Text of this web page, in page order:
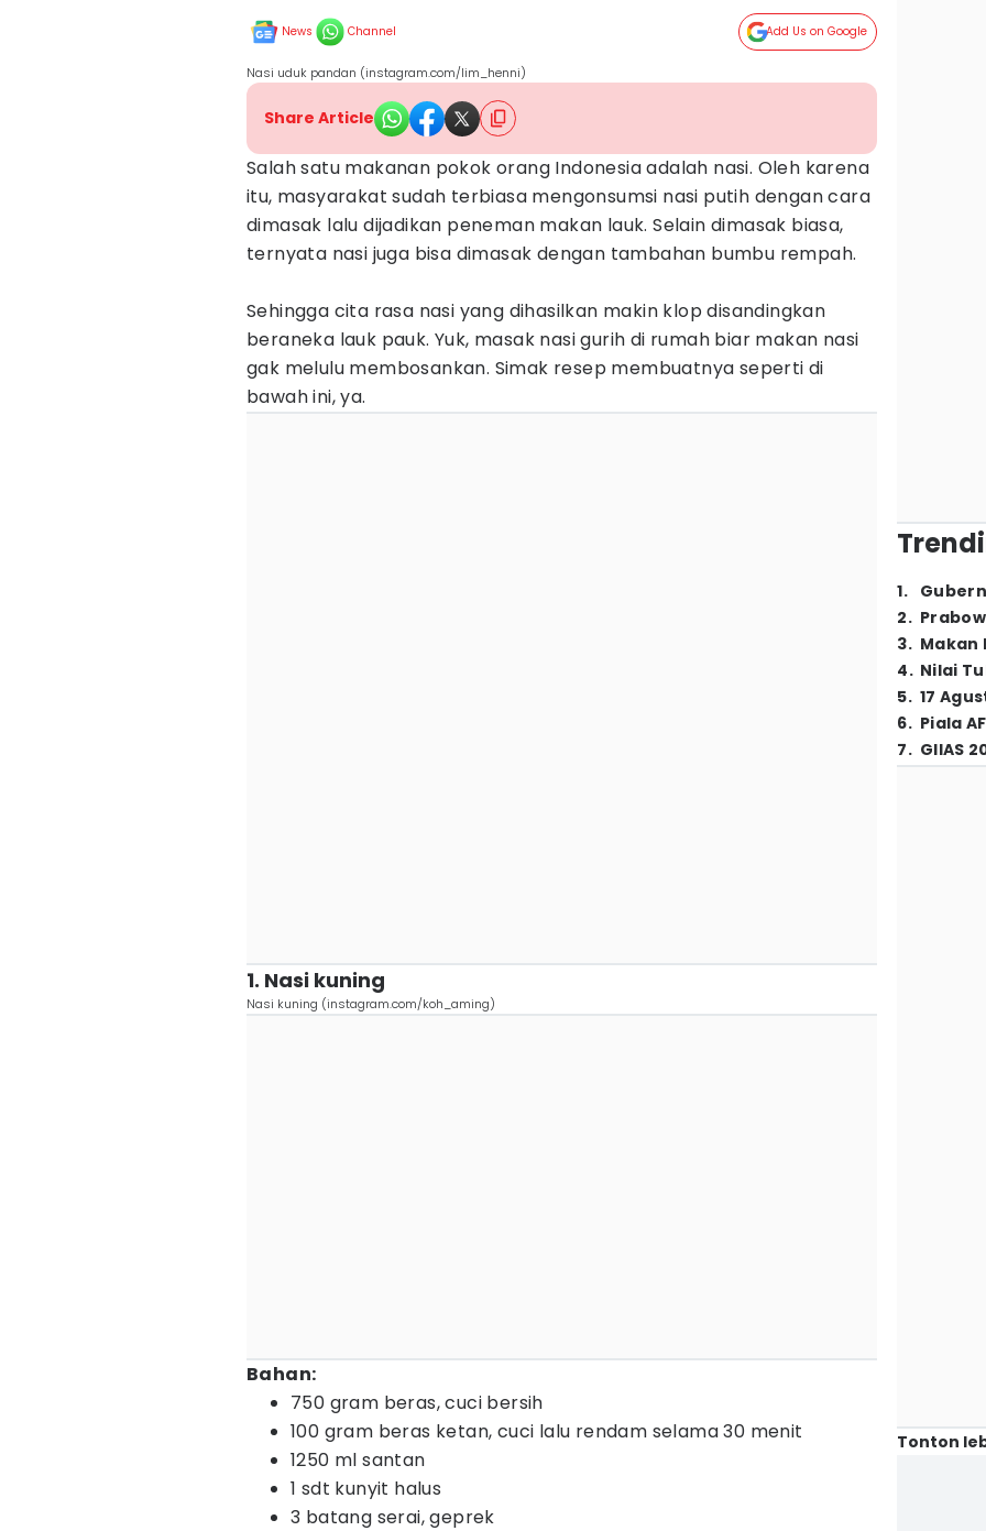
News Channel Add Us on Google
Nasi uduk pandan (instagram.com/lim_henni)
Share Article
Salah satu makanan pokok orang Indonesia adalah nasi. Oleh karena
itu, masyarakat sudah terbiasa mengonsumsi nasi putih dengan cara
dimasak lalu dijadikan peneman makan lauk. Selain dimasak biasa,
ternyata nasi juga bisa dimasak dengan tambahan bumbu rempah.
Sehingga cita rasa nasi yang dihasilkan makin klop disandingkan
beraneka lauk pauk. Yuk, masak nasi gurih di rumah biar makan nasi
gak melulu membosankan. Simak resep membuatnya seperti di
bawah ini, ya.
1. Nasi kuning
Nasi kuning (instagram.com/koh_aming)
Bahan:
750 gram beras, cuci bersih
100 gram beras ketan, cuci lalu rendam selama 30 menit
1250 ml santan
1 sdt kunyit halus
3 batang serai, geprek
1.
2.
3. Makan
4. Nilai
5. 17
6. Piala
7. GIIAS
Tonton